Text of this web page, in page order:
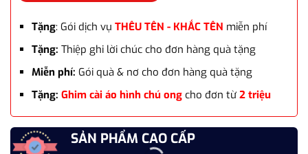
Tặng: Gói dịch vụ THÊU TÊN - KHẮC TÊN miễn phí
Tặng: Thiệp ghi lời chúc cho đơn hàng quà tặng
Miễn phí: Gói quà & nơ cho đơn hàng quà tặng
Tặng: Ghim cài áo hình chú ongcho đơn từ 2 triệu
SẢN PHẨM CAO CẤP